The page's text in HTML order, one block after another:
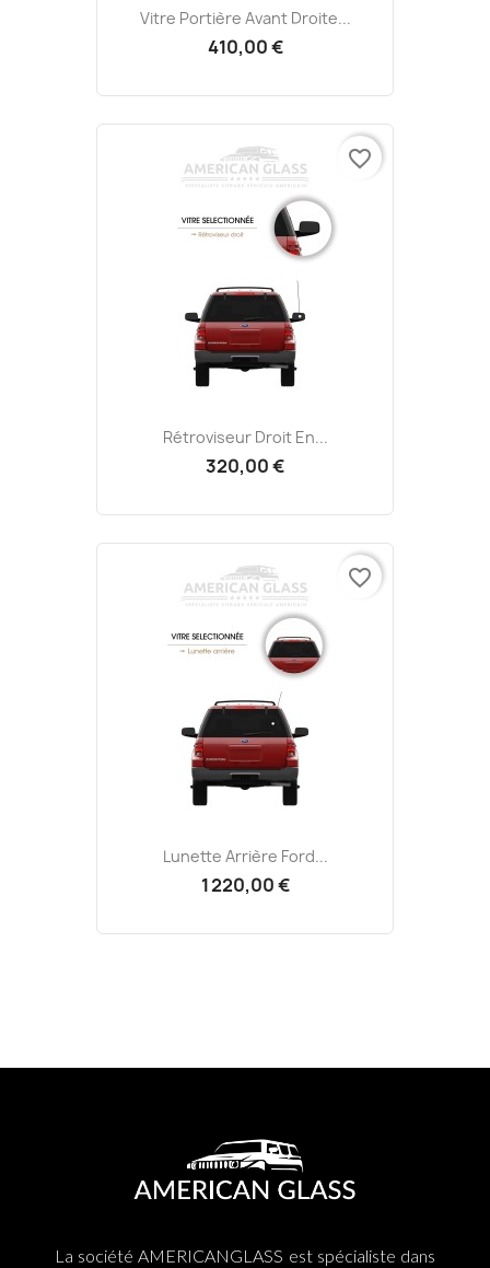
Vitre Portière Avant Droite...
410,00 €
Rétroviseur Droit En...
320,00 €
favorite_border
Lunette Arrière Ford...
1 220,00 €
favorite_border
La société AMERICANGLASS est spécialiste dans